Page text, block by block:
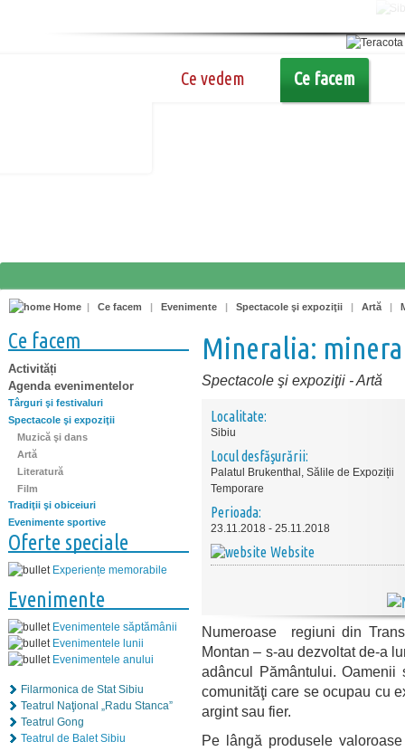
Ce vedem Ce facem
Home | Ce facem | Evenimente | Spectacole şi expoziţii | Artă |
Ce facem
Activități
Agenda evenimentelor
Târguri şi festivaluri
Spectacole şi expoziţii
Muzică şi dans
Artă
Literatură
Film
Tradiţii şi obiceiuri
Evenimente sportive
Oferte speciale
Experiențe memorabile
Evenimente
Evenimentele săptămânii
Evenimentele lunii
Evenimentele anului
Filarmonica de Stat Sibiu
Teatrul Naţional „Radu Stanca”
Teatrul Gong
Teatrul de Balet Sibiu
Mineralia:
Spectacole şi expoziţii -Artă
Localitate:
Sibiu
Locul desfăşurării:
Palatul Brukenthal, Sălile de Expoziții
Temporare
Perioada:
23.11.2018 - 25.11.2018
Website
Numeroase regiuni din
Montan – s-au dezvoltat de-a
adâncul Pământului.
comunităţi care se ocupau cu
argint sau fier.
Pe lângă produsele